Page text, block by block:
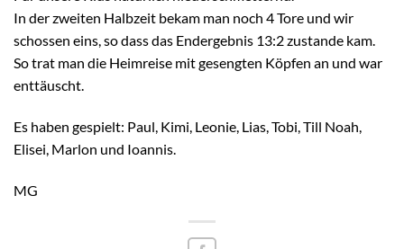
In der zweiten Halbzeit bekam man noch 4 Tore und wir
schossen eins, so dass das Endergebnis 13:2 zustande kam.
So trat man die Heimreise mit gesengten Köpfen an und war
enttäuscht.
Es haben gespielt: Paul, Kimi, Leonie, Lias, Tobi, Till Noah,
Elisei, Marlon und Ioannis.
MG